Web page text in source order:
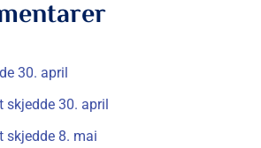
30. april
skjedde 30. april
skjedde 8. mai